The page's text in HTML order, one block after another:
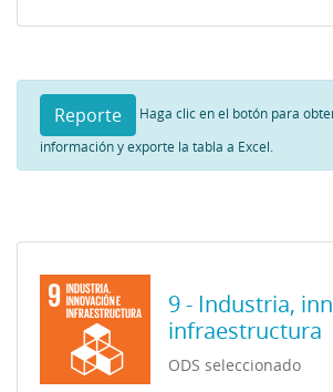
Reporte
Haga clic en el botón para
información y exporte la tabla a Excel.
9 - Industria,
infraestructura
ODS seleccionado